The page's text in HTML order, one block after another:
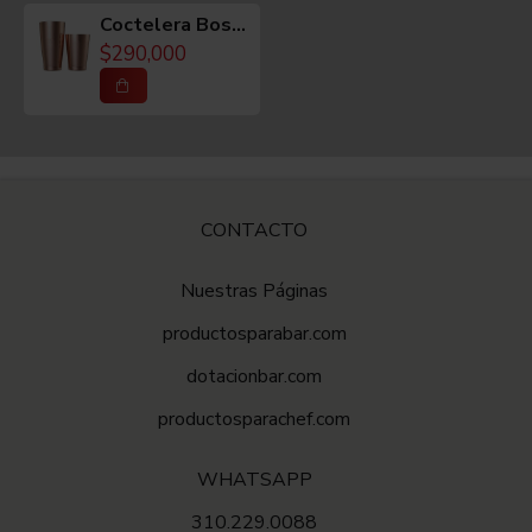
MATERIAL
Acero inoxidable 18-8.
Diametro: 9.5 cms
Coctelera Boston Luxury Tallada Diamantes Tin y Mini 28/18oz Color Cobre
$290,000
CONTACTO
Nuestras Páginas
productosparabar.com
dotacionbar.com
productosparachef.com
WHATSAPP
310.229.0088